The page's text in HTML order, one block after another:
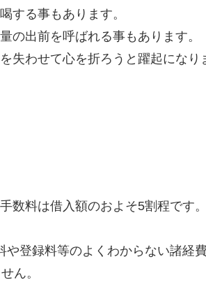
する事もあります。
の出前を呼ばれる事もあります。
失わせて心を折ろうと躍起になり
数料は借入額のおよそ5割程です。
登録料等のよくわからない諸経費
ん。